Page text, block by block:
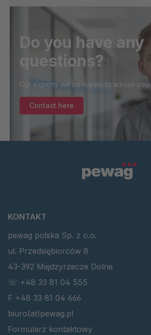
Do you have any
questions?
Our experts will be happy to advise you.
Contact here
KONTAKT
pewag polska Sp. z o.o.
ul. Przedsiębiorców 8
43-392 Międzyrzecze Dolne
☏ +48 33 81 04 555
F +48 33 81 04 666
biuro(at)pewag.pl
Formularz kontaktowy